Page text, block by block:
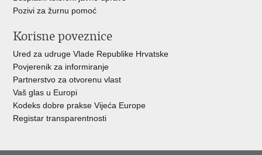
Pozivi za žurnu pomoć
Korisne poveznice
Ured za udruge Vlade Republike Hrvatske
Povjerenik za informiranje
Partnerstvo za otvorenu vlast
Vaš glas u Europi
Kodeks dobre prakse Vijeća Europe
Registar transparentnosti